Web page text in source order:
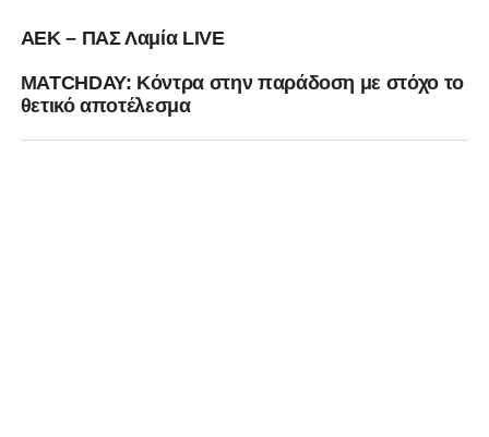
ΑΕΚ – ΠΑΣ Λαμία LIVE
MATCHDAY: Κόντρα στην παράδοση με στόχο το
θετικό αποτέλεσμα